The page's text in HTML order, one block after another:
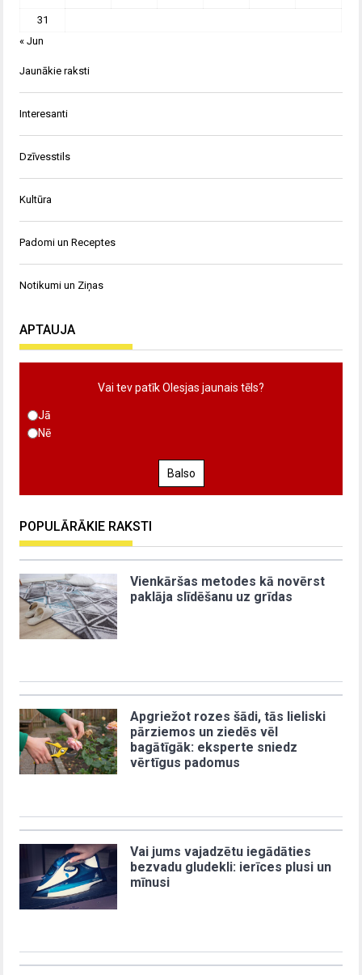
31
« Jun
Jaunākie raksti
Interesanti
Dzīvesstils
Kultūra
Padomi un Receptes
Notikumi un Ziņas
APTAUJA
Vai tev patīk Olesjas jaunais tēls?
Jā
Nē
Balso
POPULĀRĀKIE RAKSTI
Vienkāršas metodes kā novērst
paklāja slīdēšanu uz grīdas
Apgriežot rozes šādi, tās lieliski
pārziemos un ziedēs vēl
bagātīgāk: eksperte sniedz
vērtīgus padomus
Vai jums vajadzētu iegādāties
bezvadu gludekli: ierīces plusi un
mīnusi